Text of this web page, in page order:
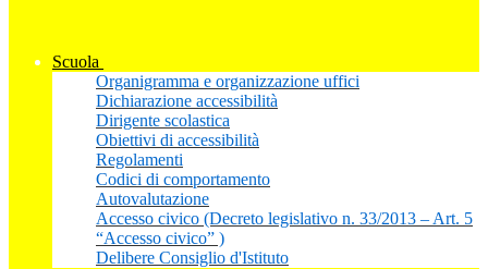
Scuola
Organigramma e organizzazione uffici
Dichiarazione accessibilità
Dirigente scolastica
Obiettivi di accessibilità
Regolamenti
Codici di comportamento
Autovalutazione
Accesso civico (Decreto legislativo n. 33/2013 – Art. 5
“Accesso civico” )
Delibere Consiglio d'Istituto